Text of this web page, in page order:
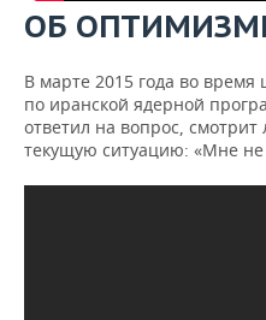
ОБ
В марте 2015 года во время
по иранской ядерной
ответил на вопрос,
текущую ситуацию: «Мне не